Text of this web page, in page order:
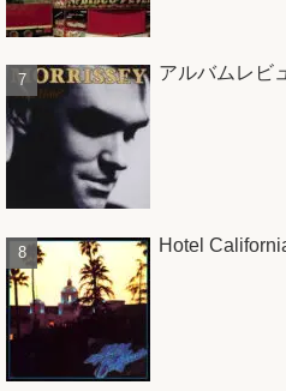
アルバムレビ
Hotel